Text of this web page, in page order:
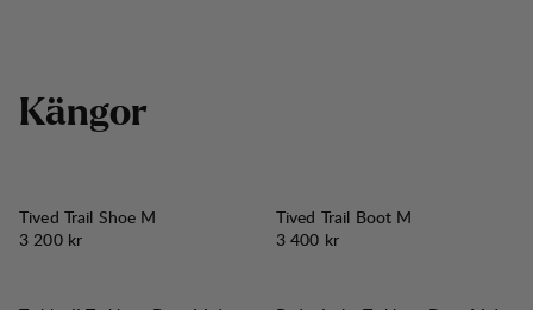
Kängor
Tived Trail Shoe M
Pris:
3 200 kr
Tived Trail Boot M
Pris:
3 400 kr